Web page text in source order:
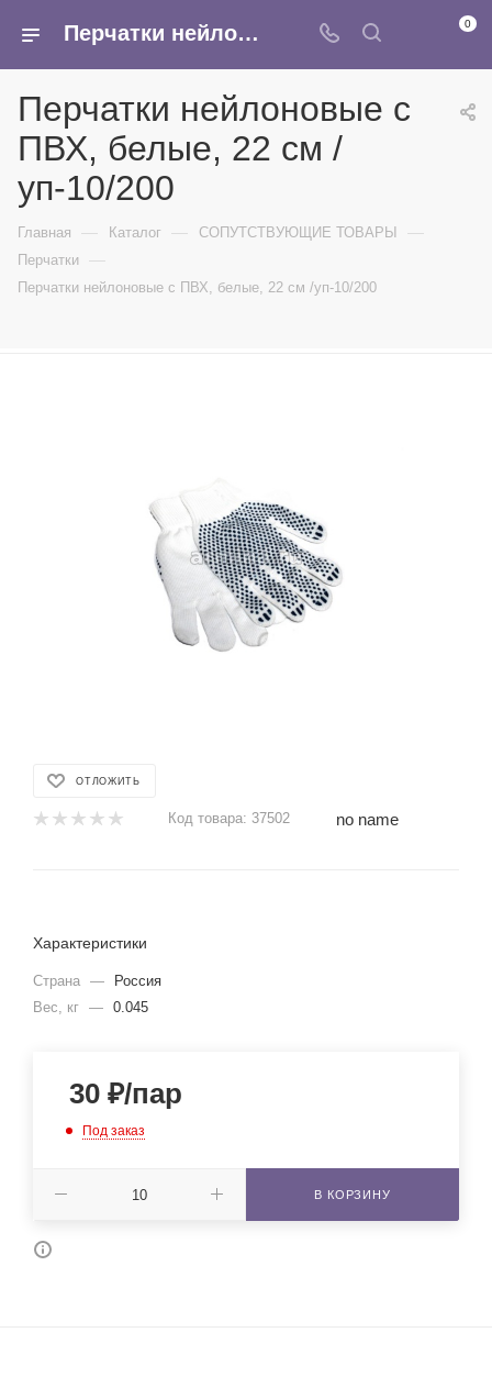
Перчатки нейлоновые с ПВХ, белые, 22 см /уп-10/200 - купить в интернет-магазине Армина 0
Перчатки нейлоновые с
ПВХ, белые, 22 см /
уп-10/200
Главная — Каталог — СОПУТСТВУЮЩИЕ ТОВАРЫ —
Перчатки —
Перчатки нейлоновые с ПВХ, белые, 22 см /уп-10/200
ОТЛОЖИТЬ
Код товара: 37502 no name
Характеристики
Страна —
Россия
Вес, кг — 0.045
30 ₽/пар
Под заказ
В КОРЗИНУ